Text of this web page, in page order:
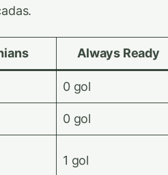
Always Ready
0 gol
0 gol
1 gol